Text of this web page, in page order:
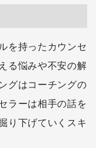
を持ったカウンセ
る悩みや不安の解
グはコーチングの
ラーは相手の話を
り下げていくスキ